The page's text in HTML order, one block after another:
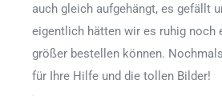
auch gleich aufgehängt, es gefällt
eigentlich hätten wir es ruhig noch
größer bestellen können.
für Ihre Hilfe und die tollen Bilder!